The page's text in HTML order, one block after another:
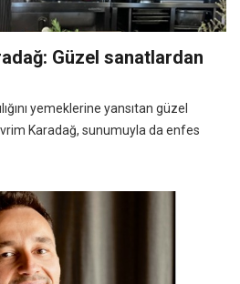
Güzel sanatlardan
yemeklerine yansıtan güzel
Karadağ, sunumuyla da enfes